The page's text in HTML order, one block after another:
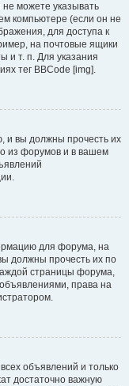
можете указывать
компьютере (если он не
для доступа к
на почтовые ящики
и т. п. Для указания
тег BBCode [img].
и вы должны прочесть их
из форумов и в вашем
для форума, на
должны прочесть их по
страницы форума,
права на
объявлений и только
достаточно важную